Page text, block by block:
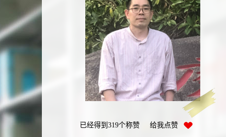
已经得到 319个称赞 给我点赞